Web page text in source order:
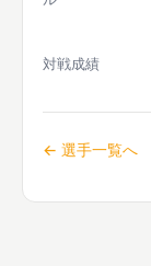
対戦成績
← 選手一覧へ